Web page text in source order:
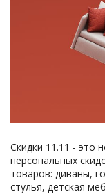
Скидки 11.11 - это
персональных
товаров: диваны,
стулья, детская